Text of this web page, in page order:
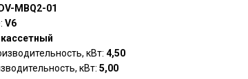
MBQ2-01
V6
кассетный
кВт: 4,50
кВт: 5,00